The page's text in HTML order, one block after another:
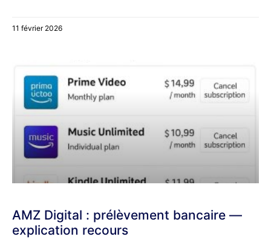
11 février 2026
AMZ Digital : prélèvement bancaire —
explication recours